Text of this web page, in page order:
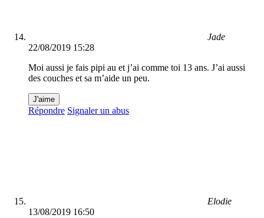
Jade
22/08/2019 15:28
Moi aussi je fais pipi au et j’ai comme toi 13 ans. J’ai aussi
des couches et sa m’aide un peu.
J'aime
Répondre Signaler un abus
Elodie
13/08/2019 16:50